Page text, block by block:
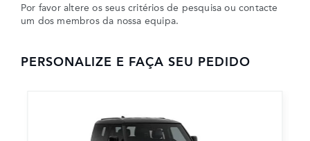
Por favor altere os seus critérios de pesquisa ou contacte
um dos membros da nossa equipa.
PERSONALIZE E FAÇA SEU PEDIDO